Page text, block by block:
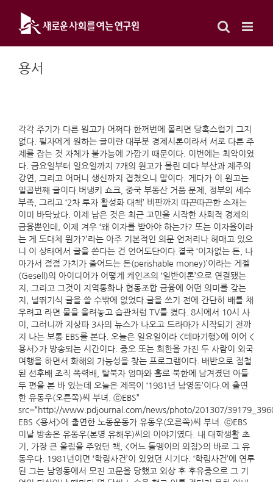
content
용서
각각 주기가 다른 원고가 어쩌다 한꺼번에 몰리면 당혹스럽기 그지
없다. 필자에게 원하는 글이란 대부분 경제시론이라서 서로 다른 주
제를 잡는 것 자체가 불가능에 가깝기 때문이다. 이번에는 최악이었
다. 금요일부터 일요일까지 7개의 원고가 몰린 데다 부산과 제주의
강연, 그리고 어머니 생신까지 겹쳤으니 말이다. 게다가 이 원고는
일곱번째 글이다.버냉키 쇼크, 중국 부동산 거품 문제, 정부의 세수
부족, 그리고 ‘2차 투자 활성화 대책’ 비판까지 따끈따끈한 소재는
이미 바닥났다. 이제 남은 것은 최근 고민을 시작한 사회적 경제의
금융뿐인데, 이제 겨우 ‘왜 이자를 받아야 하는가? 또는 이자율이라
는 게 도대체 뭔가?’라는 아주 기본적인 의문 언저리나 헤매고 있으
니 이 상태에서 글을 쓴다는 건 언어도단이다.결국 ‘이자없는 돈, 나
아가서 점점 가치가 줄어드는 돈(perishable money)’이라는 게젤
(Gesell)의 아이디어가 어떻게 케인즈의 ‘일반이론’으로 연결됐는
지, 그리고 그것이 지역통화나 협동조합 금융에 어떤 의미를 갖는
지, 널뛰기식 글을 쓸 수밖에 없었다.글을 쓰기 전에 간단히 배를 채
우려고 라면 물을 올려놓고 습관처럼 TV를 켰다. 8시에서 10시 사
이, 그러니까 지상파 3사의 뉴스가 나오고 드라마가 시작되기 전까
지 나는 보통 EBS를 본다. 오늘은 일요일이라 <테마기행>에 이어 <
용서>가 방송되는 시간이다. 증오 또는 회한을 가진 두 사람이 외국
여행을 하면서 화해의 가능성을 찾는 프로그램이다. 배반으로 점철
된 선후배 조직 폭력배, 탈북자 엄마와 홀로 북한에 남겨졌던 아들
두 편을 본 바 있는데 오늘은 제목이 ‘1981년 남영동’이다.에 출연
한 유동우(오른쪽)씨 부녀. ⓒEBS”
src=”http://www.pdjournal.com/news/photo/201307/
EBS <용서>에 출연한 노동운동가 유동우(오른쪽)씨 부녀. ⓒEBS
이날 방송은 유동우(본명 유해우)씨의 이야기였다. 내 대학생활 초
기, 가장 큰 울림을 주었던 책, <어느 돌멩이의 외침>의 바로 그 유
동우다. 1981년이면 ‘학림사건’이 있었던 시기다. ‘학림사건’에 연루
된 그는 남영동에서 모진 고문을 당했고 외상 후 후유증으로 그 기